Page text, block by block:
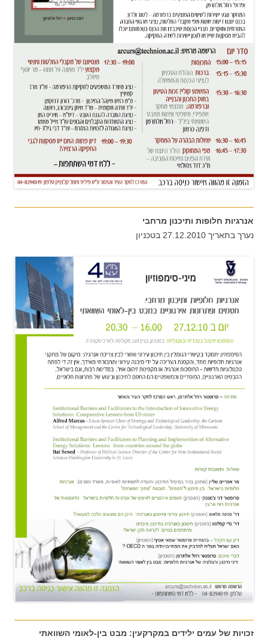
אנרגיות חלופות ותיכנון מרחבי
נערך בתאריך 27.12.2010 בטכניון
זכויות של עמים ילידים במקרקעין: מבט בין-לאומי השוואתי